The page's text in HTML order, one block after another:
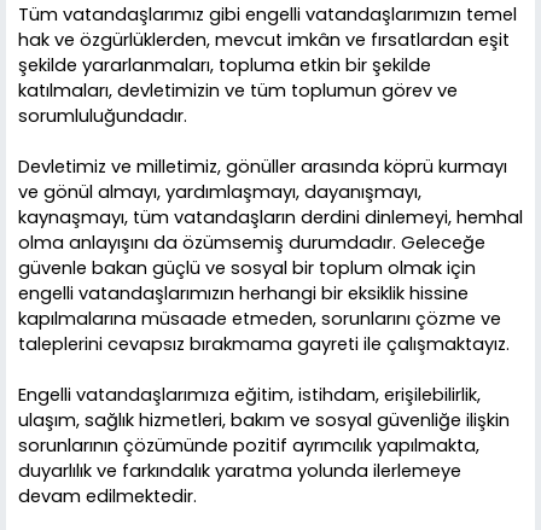
Tüm vatandaşlarımız gibi engelli vatandaşlarımızın temel
hak ve özgürlüklerden, mevcut imkân ve fırsatlardan eşit
şekilde yararlanmaları, topluma etkin bir şekilde
katılmaları, devletimizin ve tüm toplumun görev ve
sorumluluğundadır.
Devletimiz ve milletimiz, gönüller arasında köprü kurmayı
ve gönül almayı, yardımlaşmayı, dayanışmayı,
kaynaşmayı, tüm vatandaşların derdini dinlemeyi, hemhal
olma anlayışını da özümsemiş durumdadır. Geleceğe
güvenle bakan güçlü ve sosyal bir toplum olmak için
engelli vatandaşlarımızın herhangi bir eksiklik hissine
kapılmalarına müsaade etmeden, sorunlarını çözme ve
taleplerini cevapsız bırakmama gayreti ile çalışmaktayız.
Engelli vatandaşlarımıza eğitim, istihdam, erişilebilirlik,
ulaşım, sağlık hizmetleri, bakım ve sosyal güvenliğe ilişkin
sorunlarının çözümünde pozitif ayrımcılık yapılmakta,
duyarlılık ve farkındalık yaratma yolunda ilerlemeye
devam edilmektedir.